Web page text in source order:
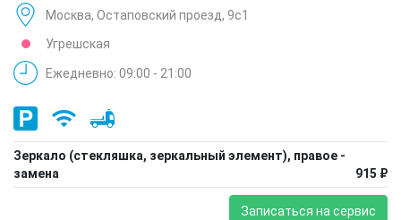
Москва, Остаповский проезд, 9с1
Угрешская
Ежедневно: 09:00 - 21:00
Зеркало (стекляшка, зеркальный элемент), правое -
замена
915 ₽
Записаться на сервис